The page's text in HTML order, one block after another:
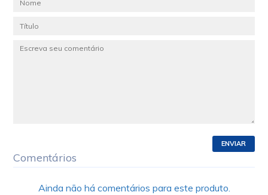
ENVIAR
Comentários
Ainda não há comentários para este produto.